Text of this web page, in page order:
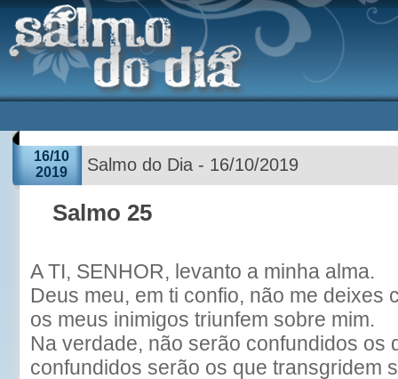
16/10
2019
Salmo do Dia - 16/10/2019
Salmo 25
A TI, SENHOR, levanto a minha alma.
Deus meu, em ti confio, não me deixes
os meus inimigos triunfem sobre mim.
Na verdade, não serão confundidos os
confundidos serão os que transgridem